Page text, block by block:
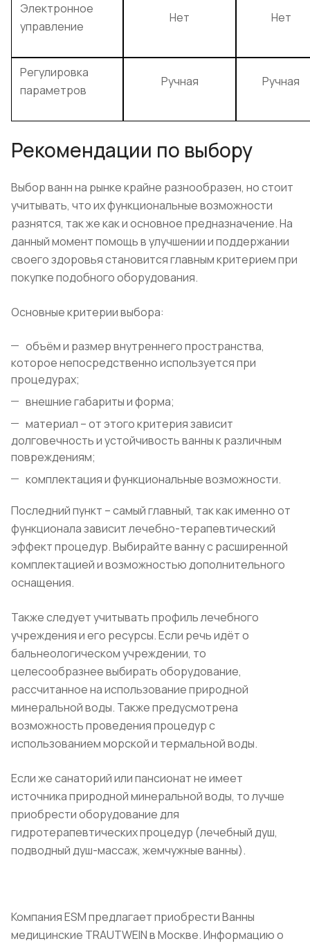
Электронное
управление
Нет Нет
Регулировка
параметров
Ручная Ручная
Рекомендации по выбору
Выбор ванн на рынке крайне разнообразен, но стоит
учитывать, что их функциональные возможности
разнятся, так же как и основное предназначение. На
данный момент помощь в улучшении и поддержании
своего здоровья становится главным критерием при
покупке подобного оборудования.
Основные критерии выбора:
объём и размер внутреннего пространства,
которое непосредственно используется при
процедурах;
внешние габариты и форма;
материал – от этого критерия зависит
долговечность и устойчивость ванны к различным
повреждениям;
комплектация и функциональные возможности.
Последний пункт – самый главный, так как именно от
функционала зависит лечебно-терапевтический
эффект процедур. Выбирайте ванну с расширенной
комплектацией и возможностью дополнительного
оснащения.
Также следует учитывать профиль лечебного
учреждения и его ресурсы. Если речь идёт о
бальнеологическом учреждении, то
целесообразнее выбирать оборудование,
рассчитанное на использование природной
минеральной воды. Также предусмотрена
возможность проведения процедур с
использованием морской и термальной воды.
Если же санаторий или пансионат не имеет
источника природной минеральной воды, то лучше
приобрести оборудование для
гидротерапевтических процедур (лечебный душ,
подводный душ-массаж, жемчужные ванны).
Компания ESM предлагает приобрести Ванны
медицинские TRAUTWEIN в Москве. Информацию о